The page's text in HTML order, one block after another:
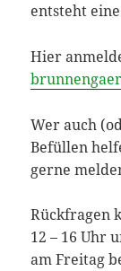
entsteht
Hier
Wer auch
Befüllen
gerne
Rückfragen
12 – 16 Uhr
am Freitag